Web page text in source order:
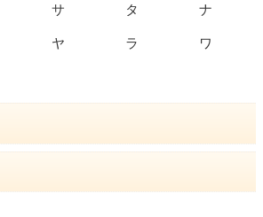
サ タ ナ
ヤ ラ ワ